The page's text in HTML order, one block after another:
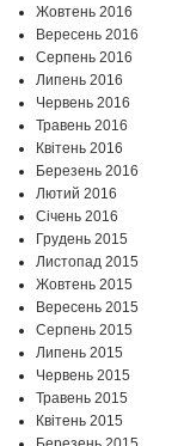
Жовтень 2016
Вересень 2016
Серпень 2016
Липень 2016
Червень 2016
Травень 2016
Квітень 2016
Березень 2016
Лютий 2016
Січень 2016
Грудень 2015
Листопад 2015
Жовтень 2015
Вересень 2015
Серпень 2015
Липень 2015
Червень 2015
Травень 2015
Квітень 2015